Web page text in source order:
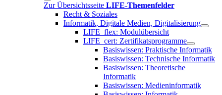
Zur Übersichtsseite LIFE-Themenfelder
Recht & Soziales
Informatik, Digitale Medien, Digitalisierung
LIFE_flex: Modulübersicht
LIFE_cert: Zertifikatsprogramme
Basiswissen: Praktische Informatik
Basiswissen: Technische Informatik
Basiswissen: Theoretische
Informatik
Basiswissen: Medieninformatik